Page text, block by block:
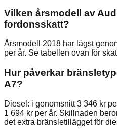
Vilken årsmodell av
fordonsskatt?
Årsmodell 2018 har lägst
per år. Se tabellen ovan för
Hur påverkar
A7?
Diesel: i genomsnitt 3 346 kr
1 694 kr per år. Skillnaden
det extra bränsletillägget för